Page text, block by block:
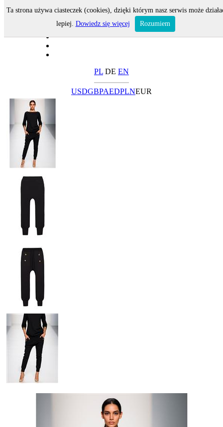
PL DE EN
USDGBPAEDPLNEUR
Ta strona używa ciasteczek (cookies), dzięki którym nasz serwis może
lepiej. Dowiedz się więcej Rozumiem